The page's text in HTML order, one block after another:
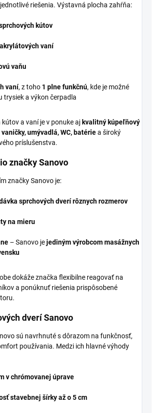
riešenia. Výstavná plocha zahŕňa:
kútov
vaní
vaňu
vaní, z toho 1 plne funkčnú, kde je možné
trysiek a výkon čerpadla
a vaní je v ponuke ajkvalitný kúpeľňový
umývadlá, WC, batériea široký
príslušenstva.
značky Sanovo
značky Sanovo je:
sprchových dverí rôznych rozmerov
na mieru
– Sanovo jejediným výrobcom masážnych
dokáže značka flexibilne reagovať na
a ponúknuť riešenia prispôsobené
dverí Sanovo
sú navrhnuté s dôrazom na funkčnosť,
používania. Medzi ich hlavné výhody
v chrómovanej úprave
stavebnej šírky až o 5 cm